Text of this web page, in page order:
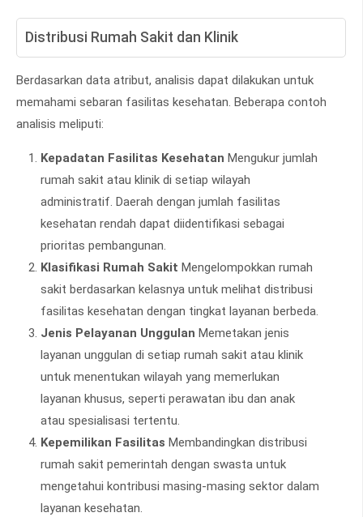
Distribusi Rumah Sakit dan Klinik
Berdasarkan data atribut, analisis dapat dilakukan untuk
memahami sebaran fasilitas kesehatan. Beberapa contoh
analisis meliputi:
Kepadatan Fasilitas Kesehatan Mengukur jumlah
rumah sakit atau klinik di setiap wilayah
administratif. Daerah dengan jumlah fasilitas
kesehatan rendah dapat diidentifikasi sebagai
prioritas pembangunan.
Klasifikasi Rumah Sakit Mengelompokkan rumah
sakit berdasarkan kelasnya untuk melihat distribusi
fasilitas kesehatan dengan tingkat layanan berbeda.
Jenis Pelayanan Unggulan Memetakan jenis
layanan unggulan di setiap rumah sakit atau klinik
untuk menentukan wilayah yang memerlukan
layanan khusus, seperti perawatan ibu dan anak
atau spesialisasi tertentu.
Kepemilikan Fasilitas Membandingkan distribusi
rumah sakit pemerintah dengan swasta untuk
mengetahui kontribusi masing-masing sektor dalam
layanan kesehatan.